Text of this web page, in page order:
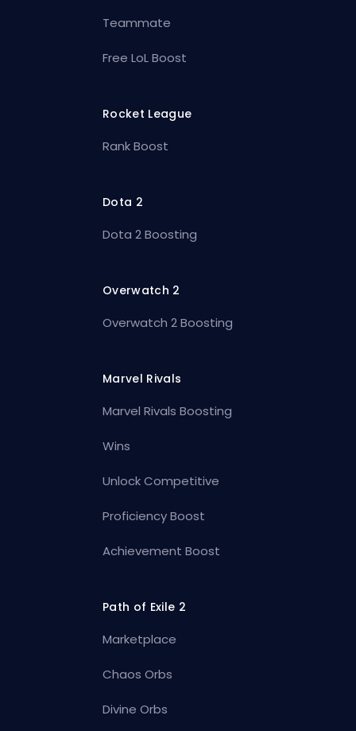
Teammate
Free LoL Boost
Rocket League
Rank Boost
Dota 2
Dota 2 Boosting
Overwatch 2
Overwatch 2 Boosting
Marvel Rivals
Marvel Rivals Boosting
Wins
Unlock Competitive
Proficiency Boost
Achievement Boost
Path of Exile 2
Marketplace
Chaos Orbs
Divine Orbs